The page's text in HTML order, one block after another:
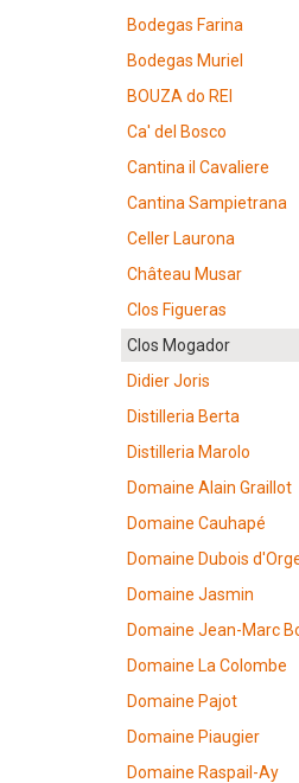
Bodegas Farina
Bodegas Muriel
BOUZA do REI
Ca' del Bosco
Cantina il Cavaliere
Cantina Sampietrana
Celler Laurona
Château Musar
Clos Figueras
Clos Mogador
Didier Joris
Distilleria Berta
Distilleria Marolo
Domaine Alain Graillot
Domaine Cauhapé
Domaine Dubois
Domaine Jasmin
Domaine Jean-Marc
Domaine La Colombe
Domaine Pajot
Domaine Piaugier
Domaine Raspail-Ay